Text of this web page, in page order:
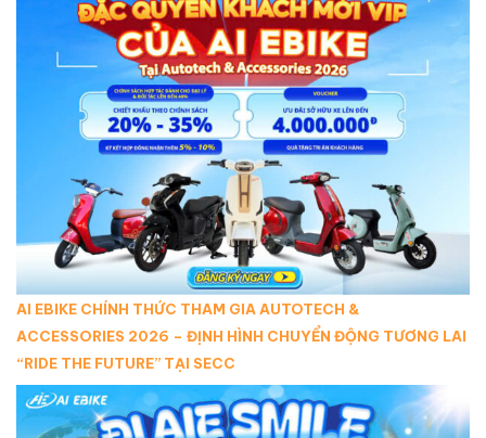
AI EBIKE CHÍNH THỨC THAM GIA AUTOTECH &
ACCESSORIES 2026 – ĐỊNH HÌNH CHUYỂN ĐỘNG TƯƠNG LAI
“RIDE THE FUTURE” TẠI SECC